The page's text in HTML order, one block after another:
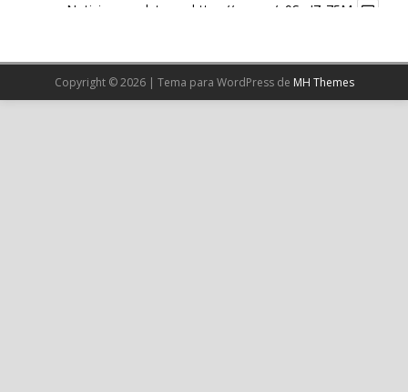
Noticia completa en: https://wp.me/p9SwIZ-75M
Cargar más
Copyright © 2026 | Tema para WordPress de MH Themes